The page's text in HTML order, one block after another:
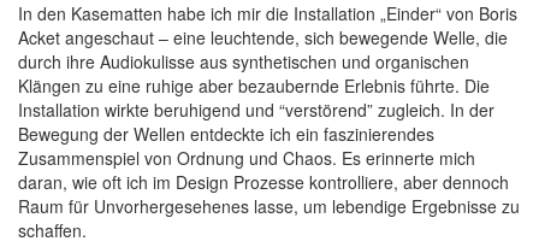
In den Kasematten habe ich mir die Installation „Einder“ von Boris
Acket angeschaut – eine leuchtende, sich bewegende Welle, die
durch ihre Audiokulisse aus synthetischen und organischen
Klängen zu eine ruhige aber bezaubernde Erlebnis führte. Die
Installation wirkte beruhigend und “verstörend” zugleich. In der
Bewegung der Wellen entdeckte ich ein faszinierendes
Zusammenspiel von Ordnung und Chaos. Es erinnerte mich
daran, wie oft ich im Design Prozesse kontrolliere, aber dennoch
Raum für Unvorhergesehenes lasse, um lebendige Ergebnisse zu
schaffen.